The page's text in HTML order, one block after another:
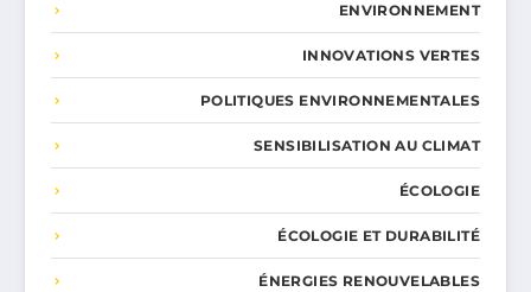
ENVIRONNEMENT
INNOVATIONS VERTES
POLITIQUES ENVIRONNEMENTALES
SENSIBILISATION AU CLIMAT
ÉCOLOGIE
ÉCOLOGIE ET DURABILITÉ
ÉNERGIES RENOUVELABLES